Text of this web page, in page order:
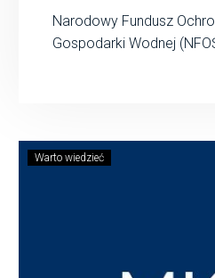
Narodowy Fundusz
Gospodarki Wodnej
Warto wiedzieć